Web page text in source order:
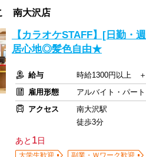
南大沢店
【カラオケSTAFF】[日勤・
居心地◎髪色自由★
給与
時給1300円以上
雇用形態
アルバイト・パート
アクセス
南大沢駅
徒歩3分
あと 1日
大学生歓迎 副業・Ｗワーク歓迎